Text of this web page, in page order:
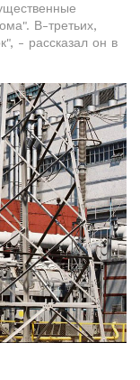
В-третьих,
- рассказал он в